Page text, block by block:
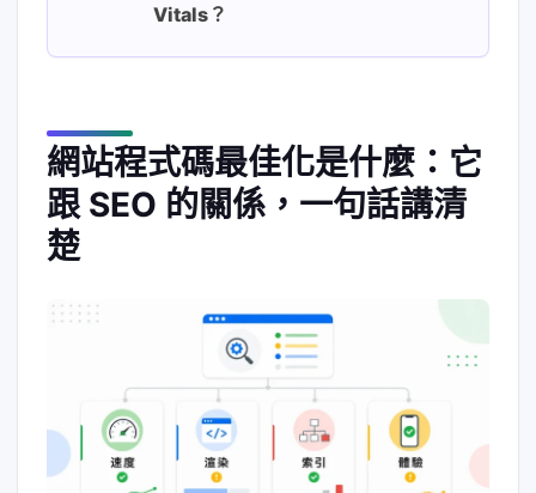
Vitals？
網站程式碼最佳化是什麼：它
跟 SEO 的關係，一句話講清
楚